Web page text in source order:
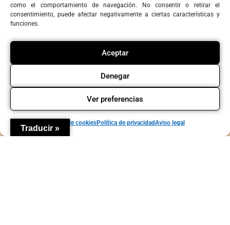
como el comportamiento de navegación. No consentir o retirar el
consentimiento, puede afectar negativamente a ciertas características y
funciones.
Aceptar
Denegar
Ver preferencias
Política de cookiesPolítica de privacidadAviso legal
Copyright © La Candela Teatro y Comunidad
Traducir »